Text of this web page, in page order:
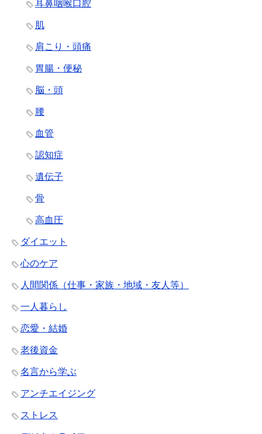
耳鼻咽喉口腔
肌
肩こり・頭痛
胃腸・便秘
脳・頭
腰
血管
認知症
遺伝子
骨
高血圧
ダイエット
心のケア
人間関係（仕事・家族・地域・友人等）
一人暮らし
恋愛・結婚
老後資金
名言から学ぶ
アンチエイジング
ストレス